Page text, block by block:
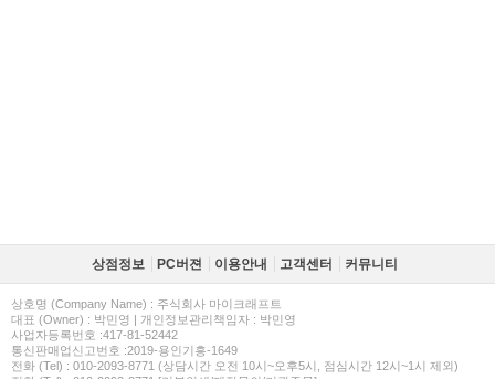
상점정보 PC버젼 이용안내 고객센터 커뮤니티
상호명 (Company Name) : 주식회사 마이크래프트
대표 (Owner) : 박민영 | 개인정보관리책임자 : 박민영
사업자등록번호 :417-81-52442
통신판매업신고번호 :2019-용인기흥-1649
전화 (Tel) : 010-2093-8771 (상담시간 오전 10시~오후5시, 점심시간 12시~1시 제외)